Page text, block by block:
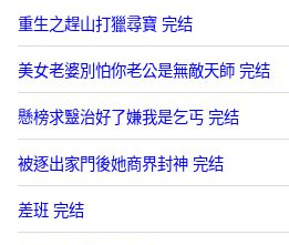
重生之趕山打獵尋寶 完结
美女老婆別怕你老公是無敵天師 完结
懸榜求毉治好了嫌我是乞丐 完结
被逐出家門後她商界封神 完结
差班 完结